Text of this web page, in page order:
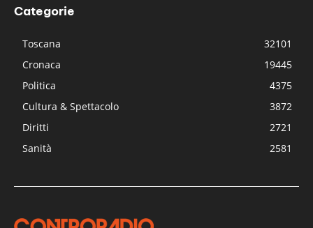
Categorie
Toscana
32101
Cronaca
19445
Politica
4375
Cultura & Spettacolo
3872
Diritti
2721
Sanità
2581